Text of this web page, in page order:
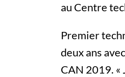
au Centre
Premier
deux ans
CAN 2019. «